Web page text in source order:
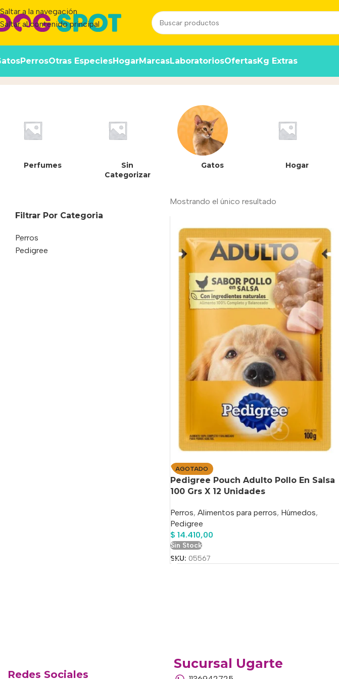
Saltar a la navegación
Saltar al contenido principal
PerrosOtras EspeciesHogarMarcasLaboratoriosOfertasKg Extras
7797453000802
Perfumes
Sin
Categorizar
Gatos Hogar
Filtrar Por Categoria
Perros
Pedigree
Mostrando el único resultado
AGOTADO
Pedigree Pouch Adulto Pollo En Salsa
100 Grs X 12 Unidades
Perros, Alimentos para perros, Húmedos,
Pedigree
$ 14.410,00
Sin Stock
SKU: 05567
Redes Sociales
Sucursal Ugarte